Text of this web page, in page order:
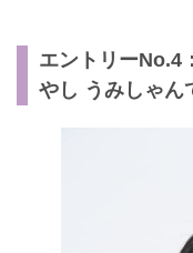
エントリーNo.4
やし うみしゃん